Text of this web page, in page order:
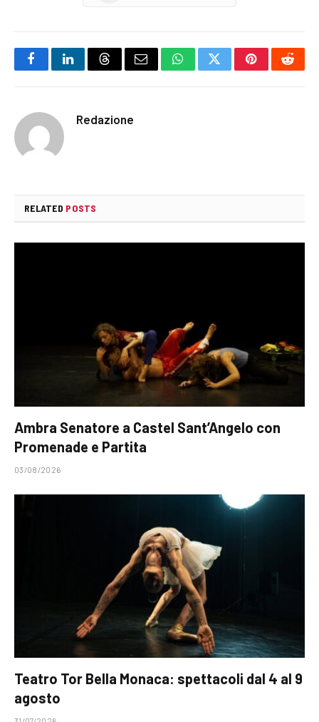
FacebookLinkedInThreadsEmail WhatsAppTwitterPinterest
Redazione
RELATED POSTS
Ambra Senatore a Castel Sant’Angelo con
Promenade e Partita
03/08/2026
Teatro Tor Bella Monaca: spettacoli dal 4 al 9
agosto